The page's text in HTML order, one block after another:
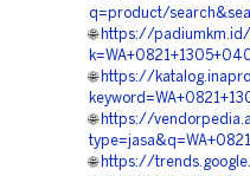
q=product/
🌐 https://padiumkm.id/
🌐 https://
🌐 https://
🌐 https://